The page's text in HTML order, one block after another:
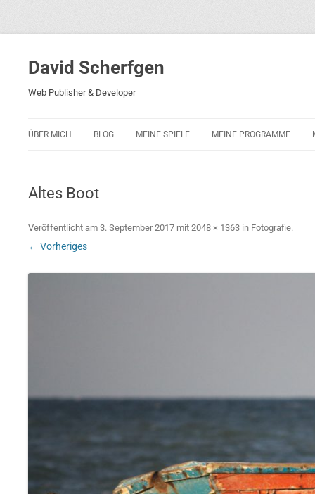
David Scherfgen
Web Publisher & Developer
ÜBER MICH BLOG MEINE SPIELE MEINE PROGRAMME
Altes Boot
Veröffentlicht am 3. September 2017 mit 2048 × 1363 in Fotografie.
← Vorheriges